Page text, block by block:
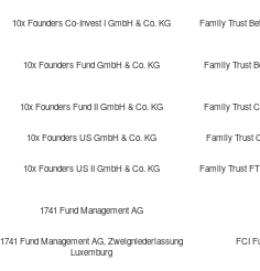
10x Founders Co-Invest I GmbH & Co. KG Family Trust
10x Founders Fund GmbH & Co. KG Family Trust
10x Founders Fund II GmbH & Co. KG Family Trust
10x Founders US GmbH & Co. KG Family Trust
10x Founders US II GmbH & Co. KG Family Trust
1741 Fund Management AG
1741 Fund Management AG, Zweigniederlassung
Luxemburg
FCI